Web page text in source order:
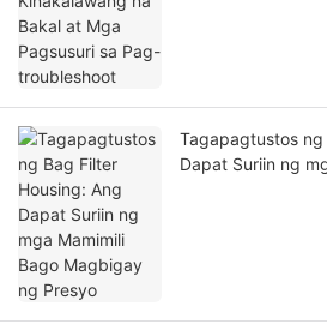
Tagapagtustos ng
Dapat Suriin ng